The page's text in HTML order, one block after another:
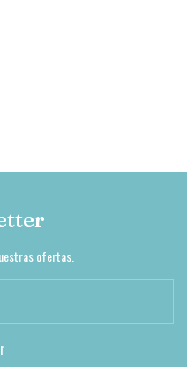
ofertas.